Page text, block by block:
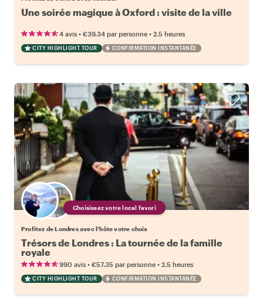
Une soirée magique à Oxford : visite de la ville
4 avis • €39.34 par personne • 2.5 heures
CITY HIGHLIGHT TOUR CONFIRMATION INSTANTANÉE
Choisissez votre local favori
Profitez de Londres avec l'hôte votre choix
Trésors de Londres : La tournée de la famille
royale
990 avis • €57.35 par personne • 2.5 heures
CITY HIGHLIGHT TOUR CONFIRMATION INSTANTANÉE